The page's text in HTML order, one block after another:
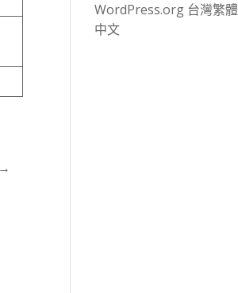
WordPress.org 台灣繁體
中文